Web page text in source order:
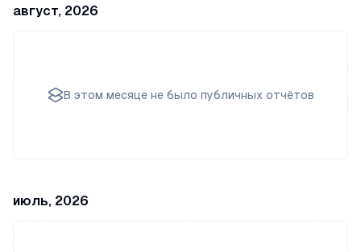
август, 2026
В этом месяце не было публичных отчётов
июль, 2026